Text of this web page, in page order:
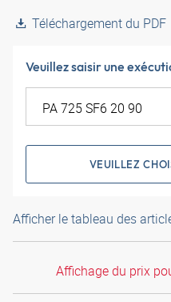
Téléchargement du PDF
Veuillez saisir une
VEUILLEZ
Afficher le tableau des
Affichage du prix